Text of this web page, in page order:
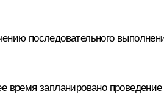
последовательного
время запланировано